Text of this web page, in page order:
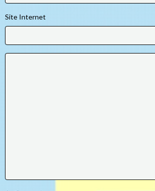
Site Internet